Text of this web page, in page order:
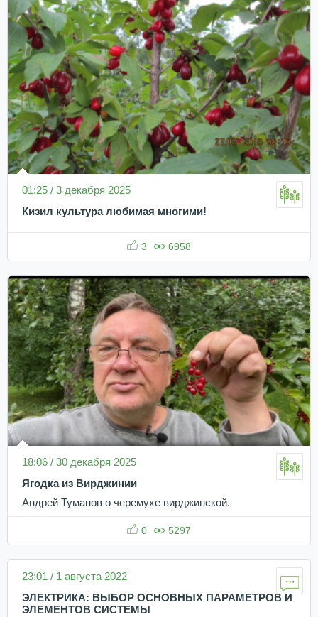
01:25 / 3 декабря 2025
Кизил культура любимая многими!
3 6958
18:06 / 30 декабря 2025
Ягодка из Вирджинии
Андрей Туманов о черемухе вирджинской.
0 5297
23:01 / 1 августа 2022
ЭЛЕКТРИКА: ВЫБОР ОСНОВНЫХ ПАРАМЕТРОВ И
ЭЛЕМЕНТОВ СИСТЕМЫ